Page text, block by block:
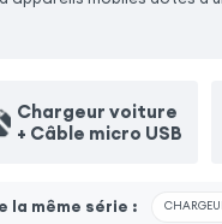
Chargeur voiture
+ Câble micro USB
la même série :